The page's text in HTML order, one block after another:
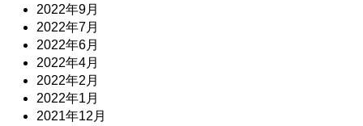
2022年9月
2022年7月
2022年6月
2022年4月
2022年2月
2022年1月
2021年12月